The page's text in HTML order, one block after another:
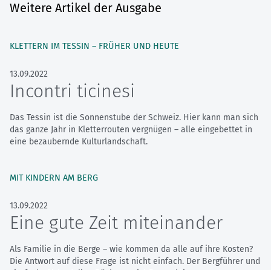
Weitere Artikel der Ausgabe
KLETTERN IM TESSIN – FRÜHER UND HEUTE
13.09.2022
Incontri ticinesi
Das Tessin ist die Sonnenstube der Schweiz. Hier kann man sich
das ganze Jahr in Kletterrouten vergnügen – alle eingebettet in
eine bezaubernde Kulturlandschaft.
MIT KINDERN AM BERG
13.09.2022
Eine gute Zeit miteinander
Als Familie in die Berge – wie kommen da alle auf ihre Kosten?
Die Antwort auf diese Frage ist nicht einfach. Der Bergführer und